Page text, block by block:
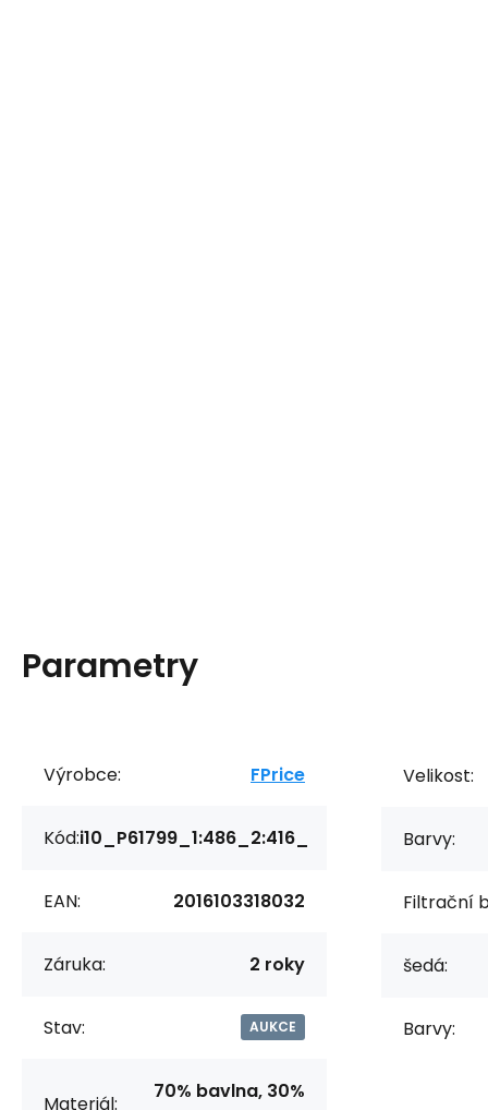
Parametry
Výrobce: FPrice
Kód:i10_P61799_1:486_2:416_
EAN: 2016103318032
Záruka: 2 roky
Stav: AUKCE
Materiál:
70% bavlna, 30%
Velikost:
Barvy:
Filtrační
šedá:
Barvy: